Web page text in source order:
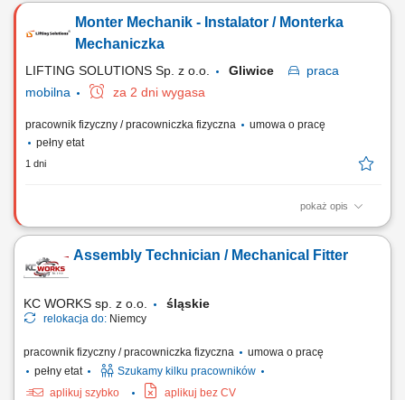
modernizacja maszyn; udział w montażu nowego parku maszynowego;
diagnozowanie i usuwanie usterek; prowadzenie dokumentacji
Monter Mechanik - Instalator / Monterka
Mechaniczka
LIFTING SOLUTIONS Sp. z o.o. Gliwice
praca
mobilna
za 2 dni wygasa
pracownik fizyczny / pracowniczka fizyczna
umowa o pracę
pełny etat
1 dni
pokaż opis
Zadania Składanie zespołów maszynowych i stanowisk przemysłowych
zmontowanych modułów w gotowe linie oraz systemy technologiczne;
Weryfikacja poprawności montażu i eliminowanie bieżących
Assembly Technician / Mechanical Fitter
KC WORKS sp. z o.o. śląskie
relokacja do: Niemcy
pracownik fizyczny / pracowniczka fizyczna
umowa o pracę
pełny etat
Szukamy kilku pracowników
aplikuj szybko
aplikuj bez CV